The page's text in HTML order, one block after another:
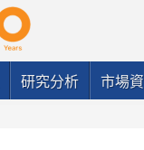
研究分析 市場